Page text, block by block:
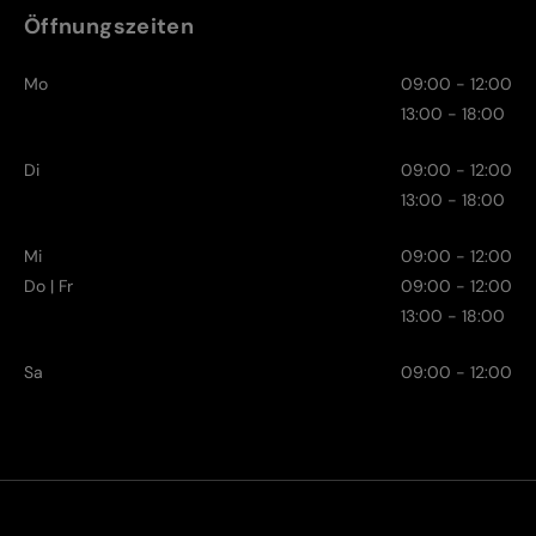
Öffnungszeiten
Mo
09:00 - 12:00
13:00 - 18:00
Di
09:00 - 12:00
13:00 - 18:00
Mi
09:00 - 12:00
Do | Fr
09:00 - 12:00
13:00 - 18:00
Sa 09:00 - 12:00